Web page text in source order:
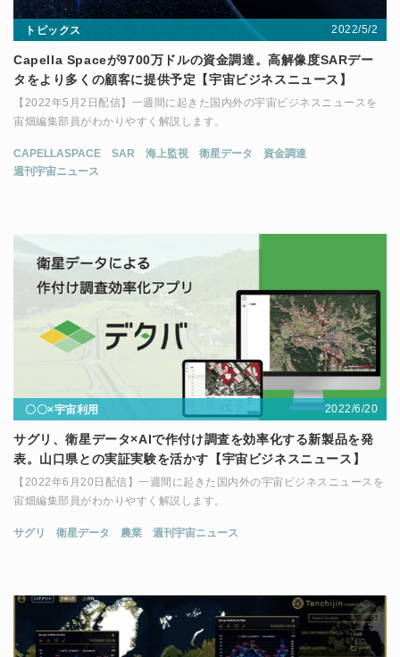
トピックス 2022/5/2
Capella Spaceが9700万ドルの資金調達。高解像度SARデー
タをより多くの顧客に提供予定【宇宙ビジネスニュース】
【2022年5月2日配信】一週間に起きた国内外の宇宙ビジネスニュースを
宙畑編集部員がわかりやすく解説します。
CAPELLASPACE SAR 海上監視 衛星データ
資金調達
週刊宇宙ニュース
〇〇×宇宙利用 2022/6/20
サグリ、衛星データ×AIで作付け調査を効率化する新製品を発
表。山口県との実証実験を活かす【宇宙ビジネスニュース】
【2022年6月20日配信】一週間に起きた国内外の宇宙ビジネスニュースを
宙畑編集部員がわかりやすく解説します。
サグリ 衛星データ 農業 週刊宇宙ニュース